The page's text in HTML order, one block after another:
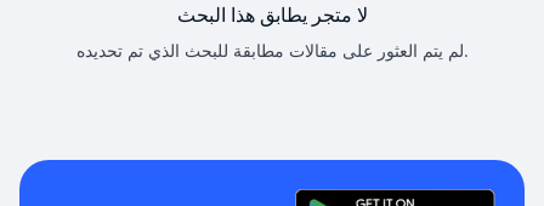
لا متجر يطابق هذا البحث
لم يتم العثور على مقالات مطابقة للبحث الذي تم تحديده.